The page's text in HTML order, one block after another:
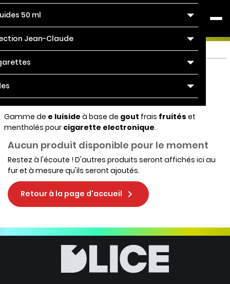
50 ml
Jean-Claude
Accueil Marques DLIZZ
Liste des produits de la
marque DLIZZ
Gamme de e luiside à base de gout frais fruités et
mentholés pour cigarette electronique.
Aucun produit disponible pour le moment
Restez à l'écoute ! D'autres produits seront affichés ici au
fur et à mesure qu'ils seront ajoutés.
Retour à la page d'accueil 